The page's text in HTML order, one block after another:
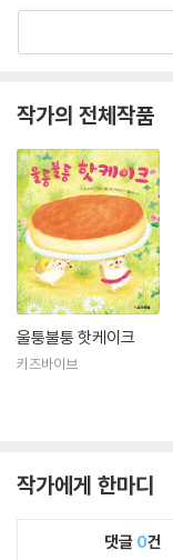
작가의 전체작품
울퉁불퉁 핫케이크
키즈바이브
작가에게 한마디
댓글 0건